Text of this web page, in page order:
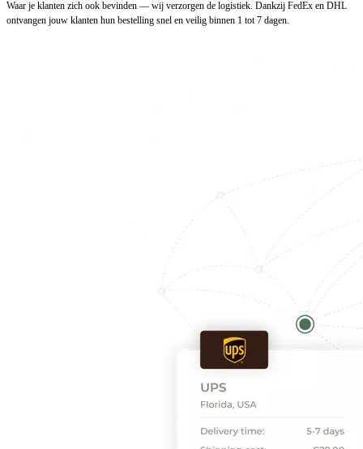
Waar je klanten zich ook bevinden — wij verzorgen de logistiek. Dankzij FedEx en DHL
ontvangen jouw klanten hun bestelling snel en veilig binnen 1 tot 7 dagen.